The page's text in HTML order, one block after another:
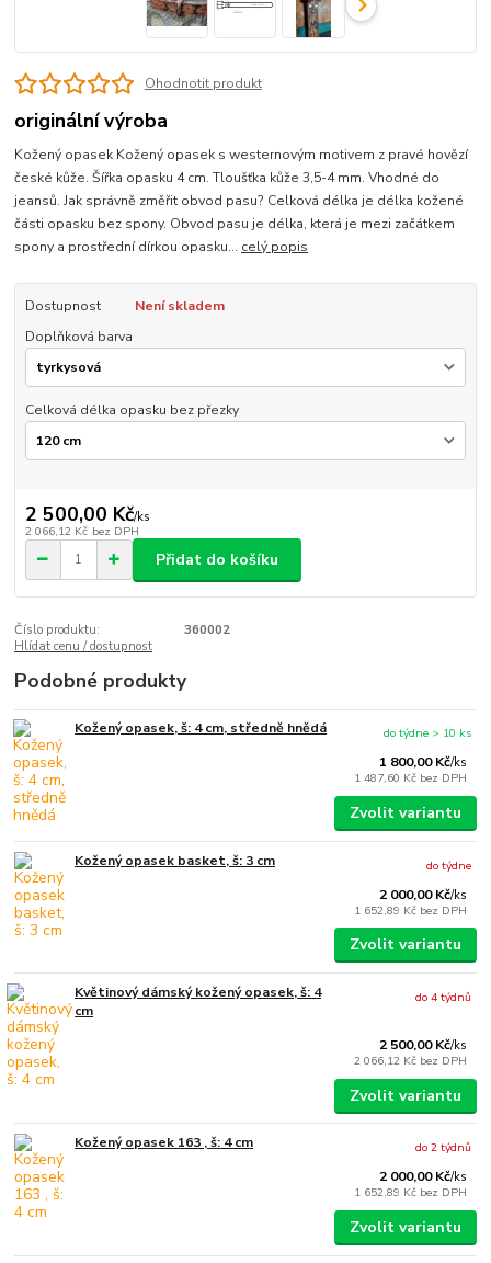
Ohodnotit produkt
originální výroba
Kožený opasek Kožený opasek s westernovým motivem z pravé hovězí
české kůže. Šířka opasku 4 cm. Tloušťka kůže 3,5-4 mm. Vhodné do
jeansů. Jak správně změřit obvod pasu? Celková délka je délka kožené
části opasku bez spony. Obvod pasu je délka, která je mezi začátkem
spony a prostřední dírkou opasku... celý popis
Dostupnost
Není skladem
Doplňková barva
Celková délka opasku bez přezky
2 500,00 Kč/ks
2 066,12 Kč bez DPH
Přidat do košíku
Číslo produktu:
360002
Hlídat cenu / dostupnost
Podobné produkty
Kožený opasek, š: 4 cm, středně hnědá
1 800,00 Kč/ks
1 487,60 Kč bez DPH
do týdne > 10 ks
Zvolit variantu
Kožený opasek basket, š: 3 cm
2 000,00 Kč/ks
1 652,89 Kč bez DPH
do týdne
Zvolit variantu
Květinový dámský kožený opasek, š: 4
cm
2 500,00 Kč/ks
2 066,12 Kč bez DPH
do 4 týdnů
Zvolit variantu
Kožený opasek 163 , š: 4 cm
2 000,00 Kč/ks
1 652,89 Kč bez DPH
do 2 týdnů
Zvolit variantu